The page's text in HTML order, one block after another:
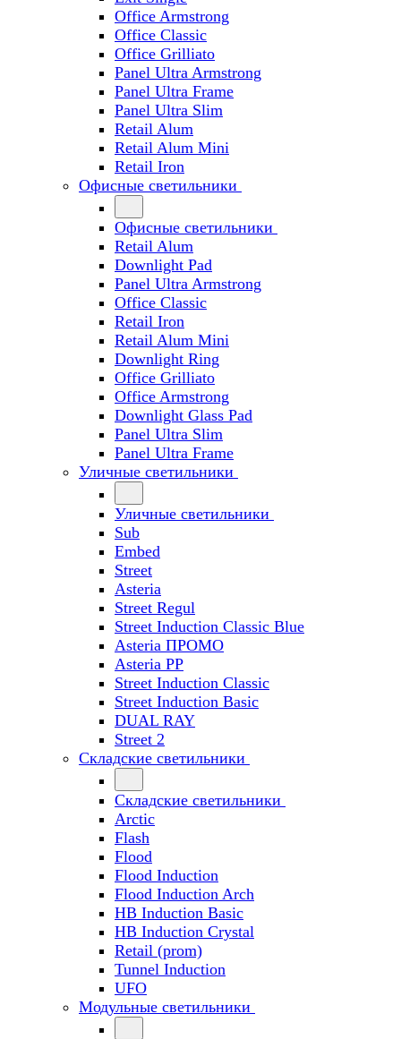
Office Armstrong
Office Classic
Office Grilliato
Panel Ultra Armstrong
Panel Ultra Frame
Panel Ultra Slim
Retail Alum
Retail Alum Mini
Retail Iron
Офисные светильники
Офисные светильники
Retail Alum
Downlight Pad
Panel Ultra Armstrong
Office Classic
Retail Iron
Retail Alum Mini
Downlight Ring
Office Grilliato
Office Armstrong
Downlight Glass Pad
Panel Ultra Slim
Panel Ultra Frame
Уличные светильники
Уличные светильники
Sub
Embed
Street
Asteria
Street Regul
Street Induction Classic Blue
Asteria ПРОМО
Asteria PP
Street Induction Classic
Street Induction Basic
DUAL RAY
Street 2
Складские светильники
Складские светильники
Arctic
Flash
Flood
Flood Induction
Flood Induction Arch
HB Induction Basic
HB Induction Crystal
Retail (prom)
Tunnel Induction
UFO
Модульные светильники